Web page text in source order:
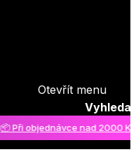
Otevřít menu
Vyhledat
objednávce nad 2000 Kč